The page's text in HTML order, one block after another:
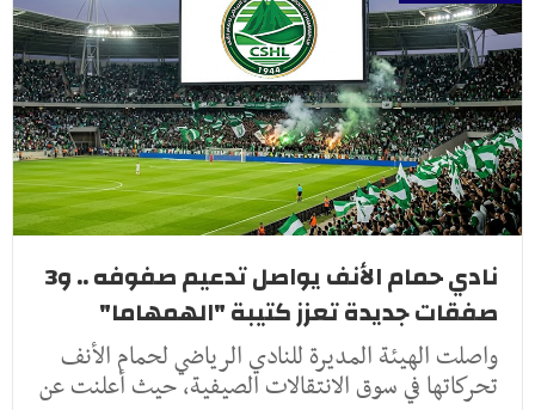
نادي حمام الأنف يواصل تدعيم صفوفه .. و3
صفقات جديدة تعزز كتيبة "الهمهاما"
واصلت الهيئة المديرة للنادي الرياضي لحمام الأنف
تحركاتها في سوق الانتقالات الصيفية، حيث أعلنت عن